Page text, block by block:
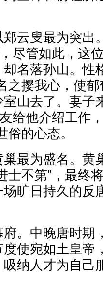
云叟最为突出
尽管如此，这
名落孙山。性
之撄我心，使
山去了。妻子
给他介绍工作
俗的心态。
最为盛名。黄
士不第”，最终
旷日持久的反
。中晚唐时期
使宛如土皇帝
纳人才为自己